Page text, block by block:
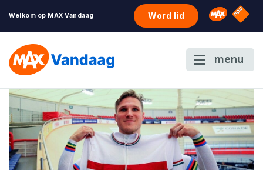
Welkom op MAX Vandaag Word lid Omroep
NPO
menu